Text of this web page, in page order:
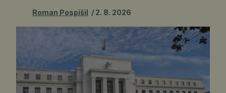
Roman Pospíšil 2. 8. 2026